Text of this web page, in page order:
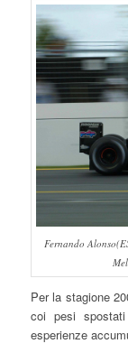
Fernando
Per la stagione
coi pesi
esperienze